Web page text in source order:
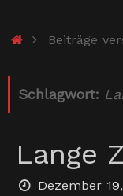
StartBeiträge
Schlagwort:
Lange
Dezember